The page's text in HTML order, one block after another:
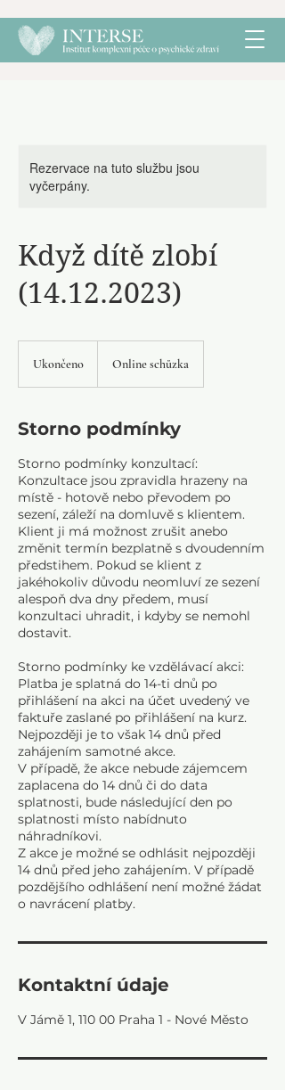
Rezervace na tuto službu jsou
vyčerpány.
Když dítě zlobí
(14.12.2023)
Ukončeno
n
o
Online schůzka
Storno podmínky
Storno podmínky konzultací:
Konzultace jsou zpravidla hrazeny na
místě - hotově nebo převodem po
sezení, záleží na domluvě s klientem.
Klient ji má možnost zrušit anebo
změnit termín bezplatně s dvoudenním
předstihem. Pokud se klient z
jakéhokoliv důvodu neomluví ze sezení
alespoň dva dny předem, musí
konzultaci uhradit, i kdyby se nemohl
dostavit.
Storno podmínky ke vzdělávací akci:
Platba je splatná do 14-ti dnů po
přihlášení na akci na účet uvedený ve
faktuře zaslané po přihlášení na kurz.
Nejpozději je to však 14 dnů před
zahájením samotné akce.
V případě, že akce nebude zájemcem
zaplacena do 14 dnů či do data
splatnosti, bude následující den po
splatnosti místo nabídnuto
náhradníkovi.
Z akce je možné se odhlásit nejpozději
14 dnů před jeho zahájením. V případě
pozdějšího odhlášení není možné žádat
Kontaktní údaje
V Jámě 1, 110 00 Praha 1 - Nové Město